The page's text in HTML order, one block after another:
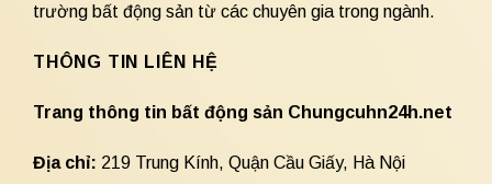
trường bất động sản từ các chuyên gia trong ngành.
THÔNG TIN LIÊN HỆ
Trang thông tin bất động sản Chungcuhn24h.net
Địa chỉ: 219 Trung Kính, Quận Cầu Giấy, Hà Nội